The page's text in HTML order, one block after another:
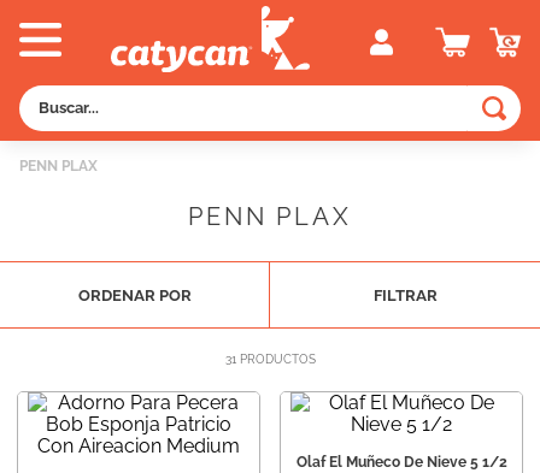
Buscar...
PENN PLAX
PENN PLAX
ORDENAR POR FILTRAR
31 PRODUCTOS
Olaf El Muñeco De Nieve 5 1/2
royal canin
vitalcan
6.
pedigree
7.
perros